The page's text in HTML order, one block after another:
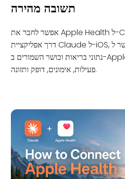
תשובה מהירה
אפשר לחבר את Apple Health ל-Claude באמצעות iPhone
דרך אפליקציית Claude ל-iOS, מה שמאפשר ל-Claude לנתח
נתוני בריאות וכושר השמורים ב-Apple Health, כולל שינה,
פעילות, אימונים, דופק ותזונה.